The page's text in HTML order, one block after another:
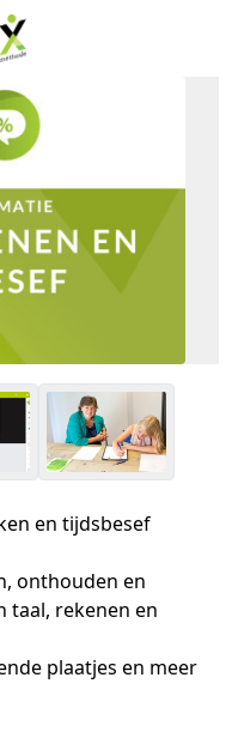
en tijdsbesef
onthouden en
taal, rekenen en
plaatjes en meer